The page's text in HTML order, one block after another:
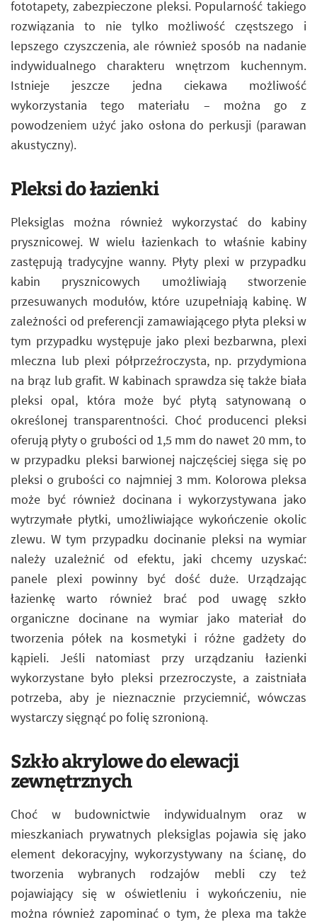
fototapety, zabezpieczone pleksi. Popularność takiego
rozwiązania to nie tylko możliwość częstszego i
lepszego czyszczenia, ale również sposób na nadanie
indywidualnego charakteru wnętrzom kuchennym.
Istnieje jeszcze jedna ciekawa możliwość
wykorzystania tego materiału – można go z
powodzeniem użyć jako osłona do perkusji (parawan
akustyczny).
Pleksi do łazienki
Pleksiglas można również wykorzystać do kabiny
prysznicowej. W wielu łazienkach to właśnie kabiny
zastępują tradycyjne wanny. Płyty plexi w przypadku
kabin prysznicowych umożliwiają stworzenie
przesuwanych modułów, które uzupełniają kabinę. W
zależności od preferencji zamawiającego płyta pleksi w
tym przypadku występuje jako plexi bezbarwna, plexi
mleczna lub plexi półprzeźroczysta, np. przydymiona
na brąz lub grafit. W kabinach sprawdza się także biała
pleksi opal, która może być płytą satynowaną o
określonej transparentności. Choć producenci pleksi
oferują płyty o grubości od 1,5 mm do nawet 20 mm, to
w przypadku pleksi barwionej najczęściej sięga się po
pleksi o grubości co najmniej 3 mm. Kolorowa pleksa
może być również docinana i wykorzystywana jako
wytrzymałe płytki, umożliwiające wykończenie okolic
zlewu. W tym przypadku docinanie pleksi na wymiar
należy uzależnić od efektu, jaki chcemy uzyskać:
panele plexi powinny być dość duże. Urządzając
łazienkę warto również brać pod uwagę szkło
organiczne docinane na wymiar jako materiał do
tworzenia półek na kosmetyki i różne gadżety do
kąpieli. Jeśli natomiast przy urządzaniu łazienki
wykorzystane było pleksi przezroczyste, a zaistniała
potrzeba, aby je nieznacznie przyciemnić, wówczas
wystarczy sięgnąć po folię szronioną.
Szkło akrylowe do elewacji
zewnętrznych
Choć w budownictwie indywidualnym oraz w
mieszkaniach prywatnych pleksiglas pojawia się jako
element dekoracyjny, wykorzystywany na ścianę, do
tworzenia wybranych rodzajów mebli czy też
pojawiający się w oświetleniu i wykończeniu, nie
można również zapominać o tym, że plexa ma także